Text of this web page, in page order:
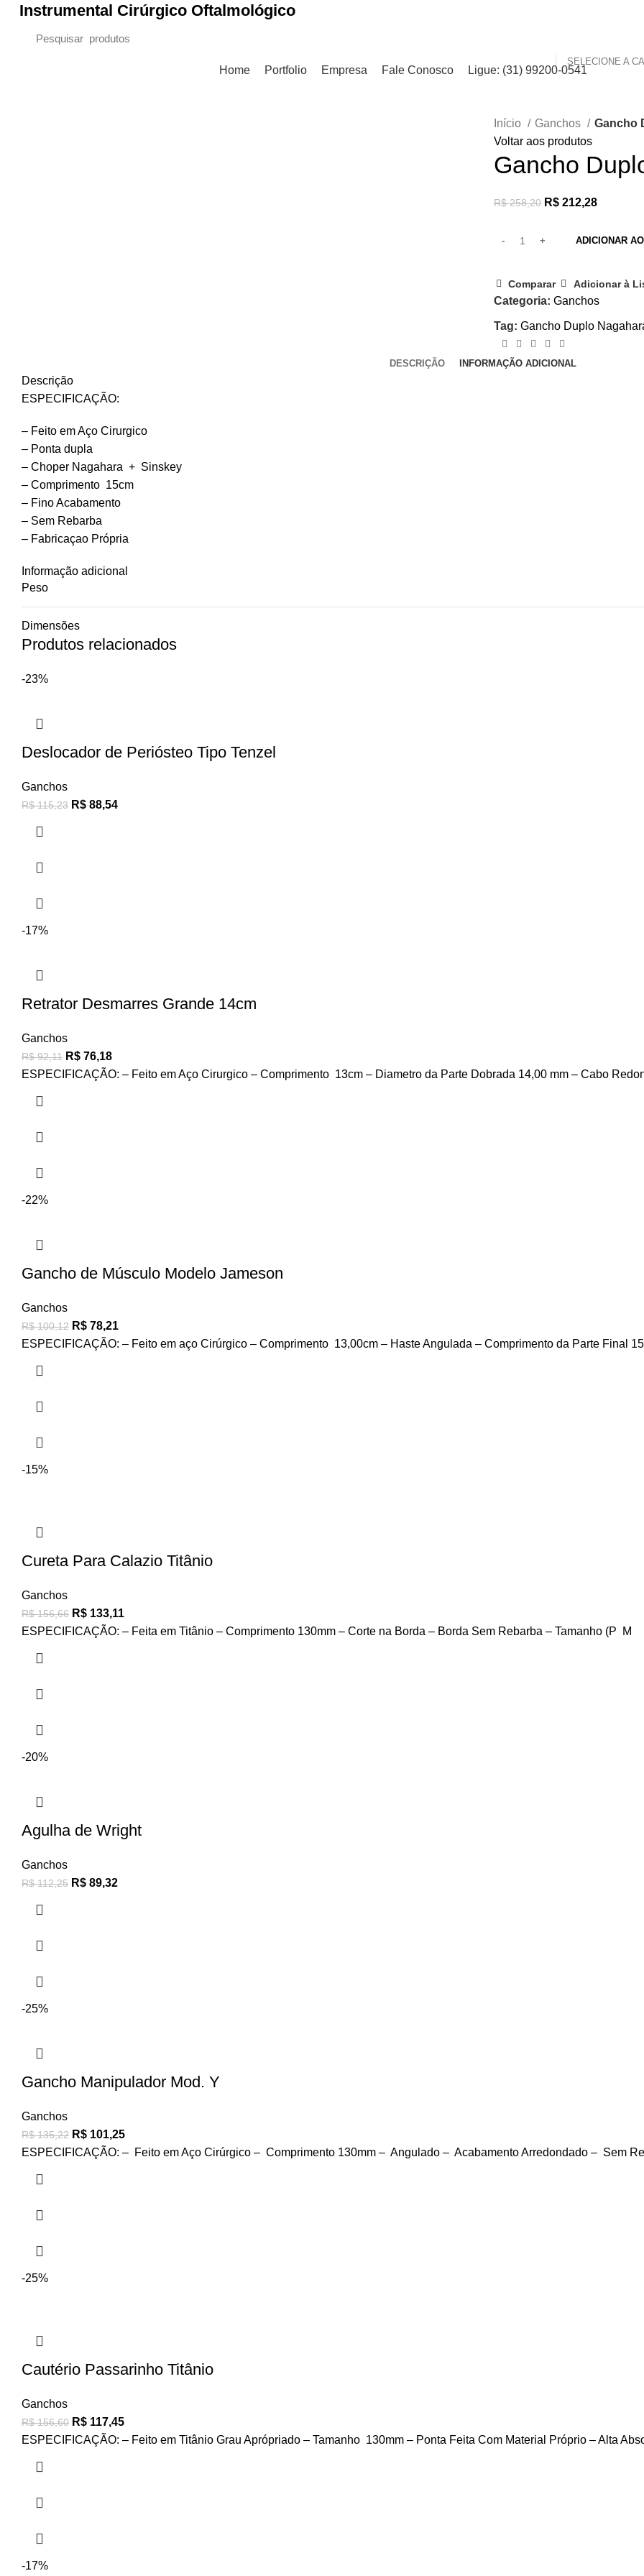
Instrumental Cirúrgico Oftalmológico
Home Portfolio Empresa Fale Conosco Ligue: (31) 99200-0541
Início Ganchos
Gancho
Voltar aos produtos
Gancho
R$258,20 R$ 212,28
ADICIONAR
Comparar Adicionar à
Categoria: Ganchos
Tag: Gancho Duplo
DESCRIÇÃO INFORMAÇÃO ADICIONAL
Descrição
ESPECIFICAÇÃO:
– Feito em Aço Cirurgico
– Ponta dupla
– Choper Nagahara + Sinskey
– Comprimento 15cm
– Fino Acabamento
– Sem Rebarba
– Fabricaçao Própria
Informação adicional
Peso
Dimensões
Produtos relacionados
-23%
Deslocador de Periósteo Tipo Tenzel
Ganchos
R$115,23 R$ 88,54
-17%
Retrator Desmarres Grande 14cm
Ganchos
R$92,11 R$ 76,18
ESPECIFICAÇÃO: – Feito em Aço Cirurgico – Comprimento 13cm – Diametro da Parte Dobrada 14,00 mm – Cabo
-22%
Gancho de Músculo Modelo Jameson
Ganchos
R$100,12 R$ 78,21
ESPECIFICAÇÃO: – Feito em aço Cirúrgico – Comprimento 13,00cm – Haste Angulada – Comprimento da Parte Final
-15%
Cureta Para Calazio Titânio
Ganchos
R$156,66 R$ 133,11
ESPECIFICAÇÃO: – Feita em Titânio – Comprimento 130mm – Corte na Borda – Borda Sem Rebarba – Tamanho (P M
-20%
Agulha de Wright
Ganchos
R$112,25 R$ 89,32
-25%
Gancho Manipulador Mod. Y
Ganchos
R$135,22 R$ 101,25
ESPECIFICAÇÃO: – Feito em Aço Cirúrgico – Comprimento 130mm – Angulado – Acabamento Arredondado – Sem
-25%
Cautério Passarinho Titânio
Ganchos
R$156,60 R$ 117,45
ESPECIFICAÇÃO: – Feito em Titânio Grau Aprópriado – Tamanho 130mm – Ponta Feita Com Material Próprio – Alta
-17%